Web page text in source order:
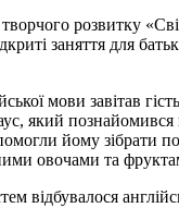
розвитку
заняття для
мови завітав
який познайомився
йому зібрати
овочами та
відбувалося